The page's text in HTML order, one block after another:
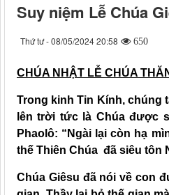
Suy niệm Lễ Chúa
Thứ tư - 08/05/2024 20:58 650
CHÚA NHẬT LỄ CHÚA
Trong kinh Tin Kính, chúng
lên trời tức là Chúa được
Phaolô: “Ngài lại còn hạ
thế Thiên Chúa đã siêu tôn
Chúa Giêsu đã nói về con